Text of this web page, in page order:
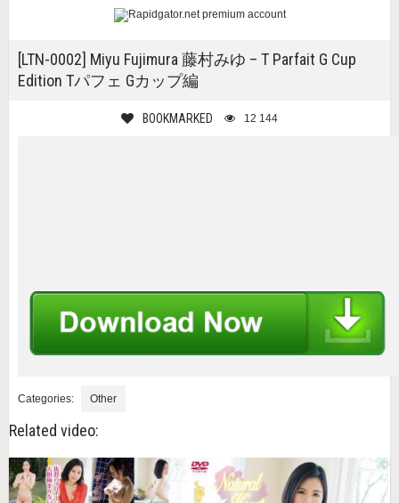
[LTN-0002] Miyu Fujimura 藤村みゆ – T Parfait G Cup
Edition Tパフェ Gカップ編
BOOKMARKED 12 144
Categories: Other
Related video: